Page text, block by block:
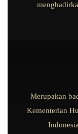
Merupakan
Kementerian